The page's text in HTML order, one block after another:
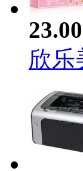
23.00
欣乐